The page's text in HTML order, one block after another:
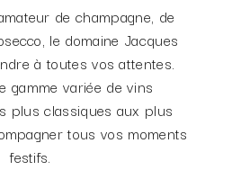
de champagne, de
le domaine Jacques
à toutes vos attentes.
gamme variée de vins
plus classiques aux plus
tous vos moments
festifs.